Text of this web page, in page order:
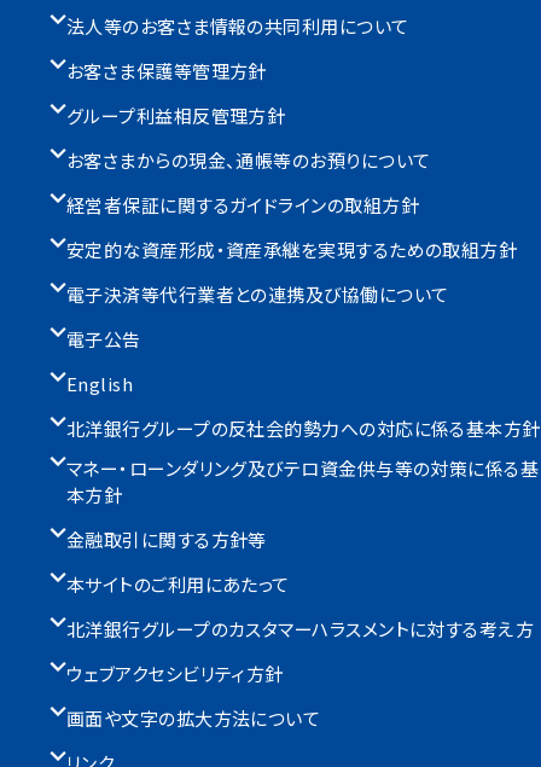
法人等のお客さま情報の共同利用について
お客さま保護等管理方針
グループ利益相反管理方針
お客さまからの現金、通帳等のお預りについて
経営者保証に関するガイドラインの取組方針
安定的な資産形成・資産承継を実現するための取組方針
電子決済等代行業者との連携及び協働について
電子公告
English
北洋銀行グループの反社会的勢力への対応に係る基本方針
マネー・ローンダリング及びテロ資金供与等の対策に係る基
本方針
金融取引に関する方針等
本サイトのご利用にあたって
北洋銀行グループのカスタマーハラスメントに対する考え方
ウェブアクセシビリティ方針
画面や文字の拡大方法について